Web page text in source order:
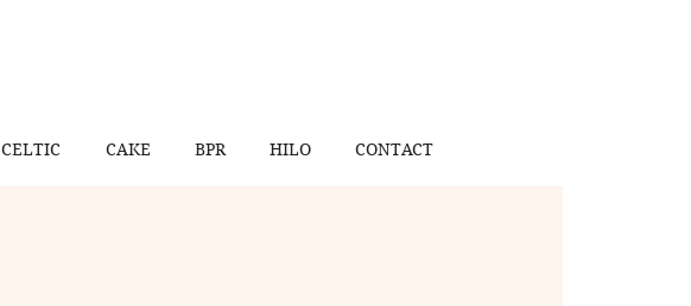
CELTIC CAKE BPR HILO CONTACT